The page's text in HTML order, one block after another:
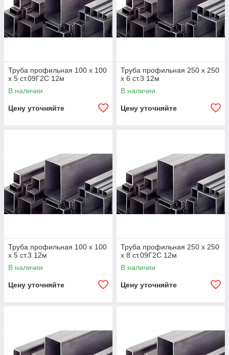
Труба профильная 100 х 100
х 5 ст.09Г2С 12м
В наличии
Цену уточняйте
Труба профильная 250 х 250
х 6 ст.3 12м
В наличии
Цену уточняйте
Труба профильная 100 х 100
х 5 ст.3 12м
В наличии
Цену уточняйте
Труба профильная 250 х 250
х 8 ст.09Г2С 12м
В наличии
Цену уточняйте